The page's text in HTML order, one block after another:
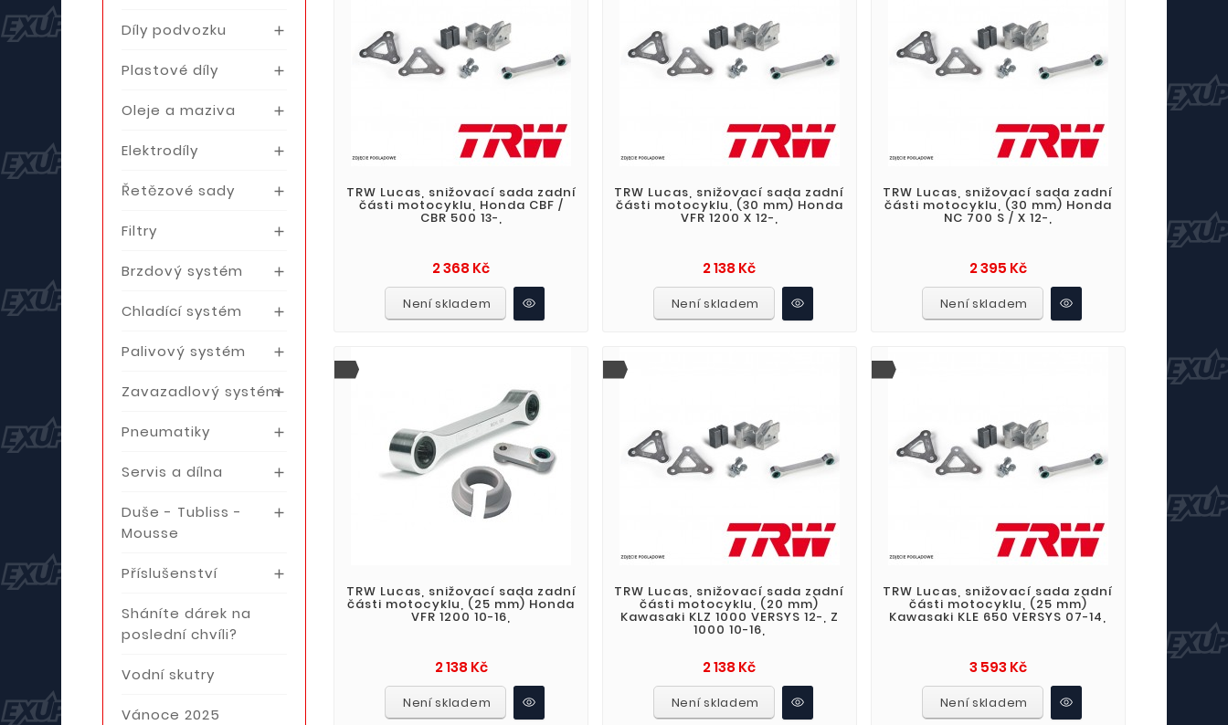
Díly podvozku 
Plastové díly 
Oleje a maziva 
Elektrodíly 
Řetězové sady 
Filtry 
Brzdový systém 
Chladící systém 
Palivový systém 
Zavazadlový systém

Pneumatiky 
Servis a dílna 
Duše - Tubliss -
Mousse

Příslušenství 
Sháníte dárek na
poslední chvíli?
Vodní skutry
Vánoce 2025
TRW Lucas, snižovací sada zadní
části motocyklu, Honda CBF /
CBR 500 13-,
2 368 KčCena
Není skladem
TRW Lucas, snižovací sada zadní
části motocyklu, (30 mm) Honda
VFR 1200 X 12-,
2 138 KčCena
Není skladem
TRW Lucas, snižovací sada zadní
části motocyklu, (30 mm) Honda
NC 700 S / X 12-,
2 395 KčCena
Není skladem
TRW Lucas, snižovací sada zadní
části motocyklu, (25 mm) Honda
VFR 1200 10-16,
2 138 KčCena
Není skladem
TRW Lucas, snižovací sada zadní
části motocyklu, (20 mm)
Kawasaki KLZ 1000 VERSYS 12-, Z
1000 10-16,
2 138 KčCena
Není skladem
TRW Lucas, snižovací sada zadní
části motocyklu, (25 mm)
Kawasaki KLE 650 VERSYS 07-14,
3 593 KčCena
Není skladem